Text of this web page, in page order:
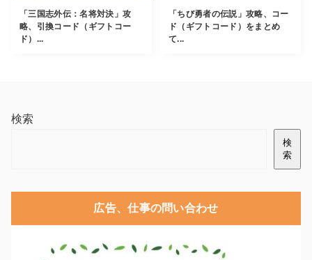
「三国志外伝：名将対決」攻
略、引換コード（ギフトコー
ド）...
「ちび勇者の伝説」攻略、コー
ド（ギフトコード）をまとめ
て...
検索
検
索
広告、仕事の問い合わせ